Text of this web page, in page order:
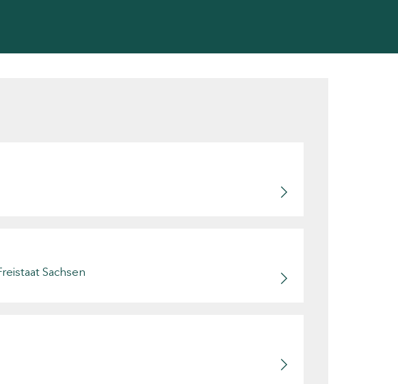
Sachsen